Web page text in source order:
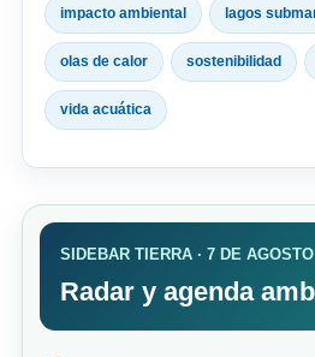
impacto ambiental lagos
olas de calor sostenibilidad
vida acuática
SIDEBAR TIERRA · 7 DE
Radar y agenda